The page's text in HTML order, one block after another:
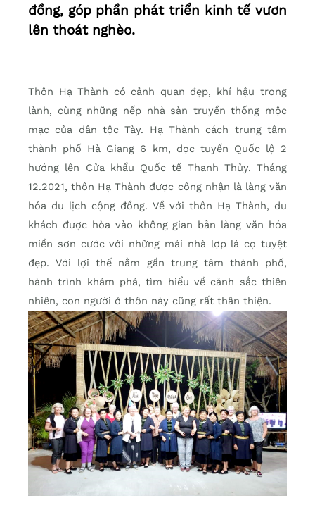
đồng, góp phần phát triển kinh tế vươn
lên thoát nghèo.
Thôn Hạ Thành có cảnh quan đẹp, khí hậu trong
lành, cùng những nếp nhà sàn truyền thống mộc
mạc của dân tộc Tày. Hạ Thành cách trung tâm
thành phố Hà Giang 6 km, dọc tuyến Quốc lộ 2
hướng lên Cửa khẩu Quốc tế Thanh Thủy. Tháng
12.2021, thôn Hạ Thành được công nhận là làng văn
hóa du lịch cộng đồng. Về với thôn Hạ Thành, du
khách được hòa vào không gian bản làng văn hóa
miền sơn cước với những mái nhà lợp lá cọ tuyệt
đẹp. Với lợi thế nằm gần trung tâm thành phố,
hành trình khám phá, tìm hiểu về cảnh sắc thiên
nhiên, con người ở thôn này cũng rất thân thiện.